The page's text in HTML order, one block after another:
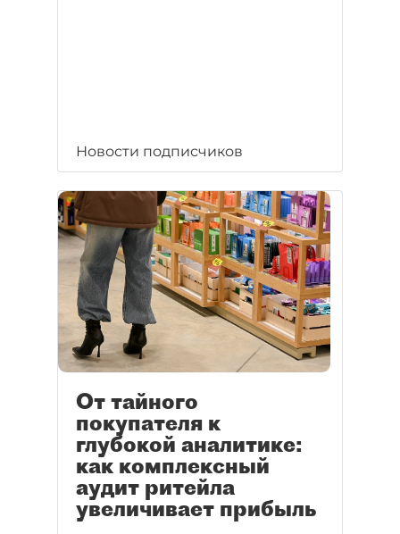
Новости подписчиков
От тайного
покупателя к
глубокой аналитике:
как комплексный
аудит ритейла
увеличивает прибыль